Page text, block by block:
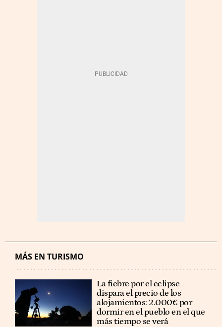
MÁS EN TURISMO
La fiebre por el eclipse
dispara el precio de los
alojamientos: 2.000€ por
dormir en el pueblo en el que
más tiempo se verá